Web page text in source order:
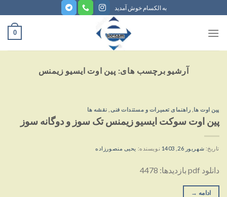
محتوا
بروید
به الکسام خوش آمدید
0
آرشیو برچسب های: پین اوت ایسیو زیمنس
پین اوت ها راهنمای تعمیرات و مستندات فنی, نقشه ها
پین اوت سوکت ایسیو زیمنس تک سوز و دوگانه سوز
تاریخ: شهریور 26, 1403 نویسنده: یحیی منصورزاده
دانلود pdf بازدیدها: 4478
ادامه →